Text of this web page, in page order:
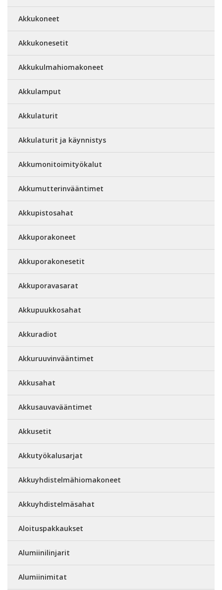
Akkukoneet
Akkukonesetit
Akkukulmahiomakoneet
Akkulamput
Akkulaturit
Akkulaturit ja käynnistys
Akkumonitoimityökalut
Akkumutterinvääntimet
Akkupistosahat
Akkuporakoneet
Akkuporakonesetit
Akkuporavasarat
Akkupuukkosahat
Akkuradiot
Akkuruuvinvääntimet
Akkusahat
Akkusauvavääntimet
Akkusetit
Akkutyökalusarjat
Akkuyhdistelmähiomakoneet
Akkuyhdistelmäsahat
Aloituspakkaukset
Alumiinilinjarit
Alumiinimitat